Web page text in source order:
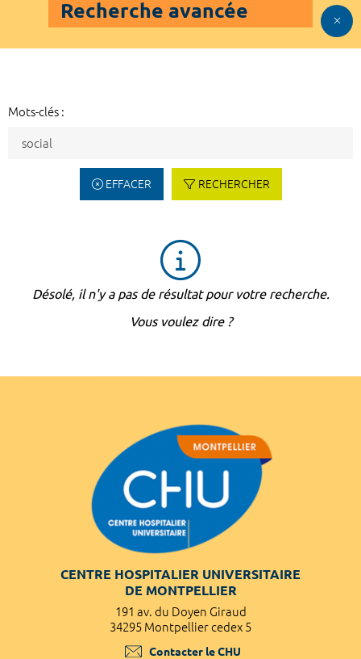
Recherche avancée
Mots-clés :
EFFACER RECHERCHER
Désolé, il n'y a pas de résultat pour votre recherche.
Vous voulez dire ?
CENTRE HOSPITALIER UNIVERSITAIRE
DE MONTPELLIER
191 av. du Doyen Giraud
34295 Montpellier cedex 5
Contacter le CHU